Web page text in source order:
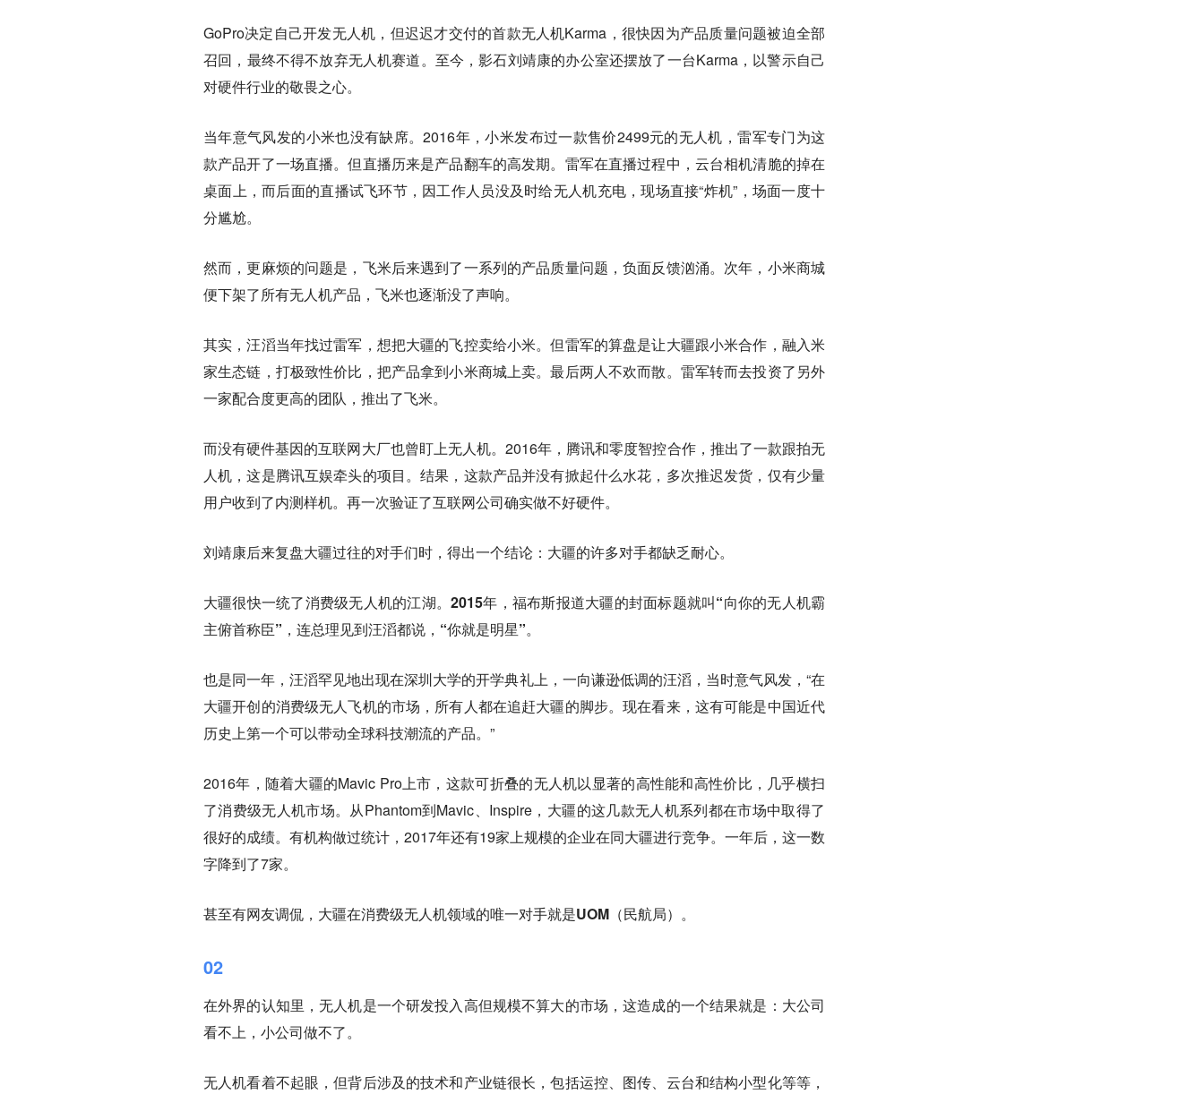
GoPro决定自己开发无人机，但迟迟才交付的首款无人机Karma，很快因为产品质量问题被迫全部
召回，最终不得不放弃无人机赛道。至今，影石刘靖康的办公室还摆放了一台Karma，以警示自己
对硬件行业的敬畏之心。
当年意气风发的小米也没有缺席。2016年，小米发布过一款售价2499元的无人机，雷军专门为这
款产品开了一场直播。但直播历来是产品翻车的高发期。雷军在直播过程中，云台相机清脆的掉在
桌面上，而后面的直播试飞环节，因工作人员没及时给无人机充电，现场直接“炸机”，场面一度十
分尴尬。
然而，更麻烦的问题是，飞米后来遇到了一系列的产品质量问题，负面反馈汹涌。次年，小米商城
便下架了所有无人机产品，飞米也逐渐没了声响。
其实，汪滔当年找过雷军，想把大疆的飞控卖给小米。但雷军的算盘是让大疆跟小米合作，融入米
家生态链，打极致性价比，把产品拿到小米商城上卖。最后两人不欢而散。雷军转而去投资了另外
一家配合度更高的团队，推出了飞米。
而没有硬件基因的互联网大厂也曾盯上无人机。2016年，腾讯和零度智控合作，推出了一款跟拍无
人机，这是腾讯互娱牵头的项目。结果，这款产品并没有掀起什么水花，多次推迟发货，仅有少量
用户收到了内测样机。再一次验证了互联网公司确实做不好硬件。
刘靖康后来复盘大疆过往的对手们时，得出一个结论：大疆的许多对手都缺乏耐心。
大疆很快一统了消费级无人机的江湖。2015年，福布斯报道大疆的封面标题就叫“向你的无人机霸
主俯首称臣”，连总理见到汪滔都说，“你就是明星”。
也是同一年，汪滔罕见地出现在深圳大学的开学典礼上，一向谦逊低调的汪滔，当时意气风发，“在
大疆开创的消费级无人飞机的市场，所有人都在追赶大疆的脚步。现在看来，这有可能是中国近代
历史上第一个可以带动全球科技潮流的产品。”
2016年，随着大疆的Mavic Pro上市，这款可折叠的无人机以显著的高性能和高性价比，几乎横扫
了消费级无人机市场。从Phantom到Mavic、Inspire，大疆的这几款无人机系列都在市场中取得了
很好的成绩。有机构做过统计，2017年还有19家上规模的企业在同大疆进行竞争。一年后，这一数
字降到了7家。
甚至有网友调侃， 大疆在消费级无人机领域的唯一对手就是UOM（民航局）。
02
在外界的认知里，无人机是一个研发投入高但规模不算大的市场，这造成的一个结果就是： 大公司
看不上，小公司做不了。
无人机看着不起眼，但背后涉及的技术和产业链很长，包括运控、图传、云台和结构小型化等等，